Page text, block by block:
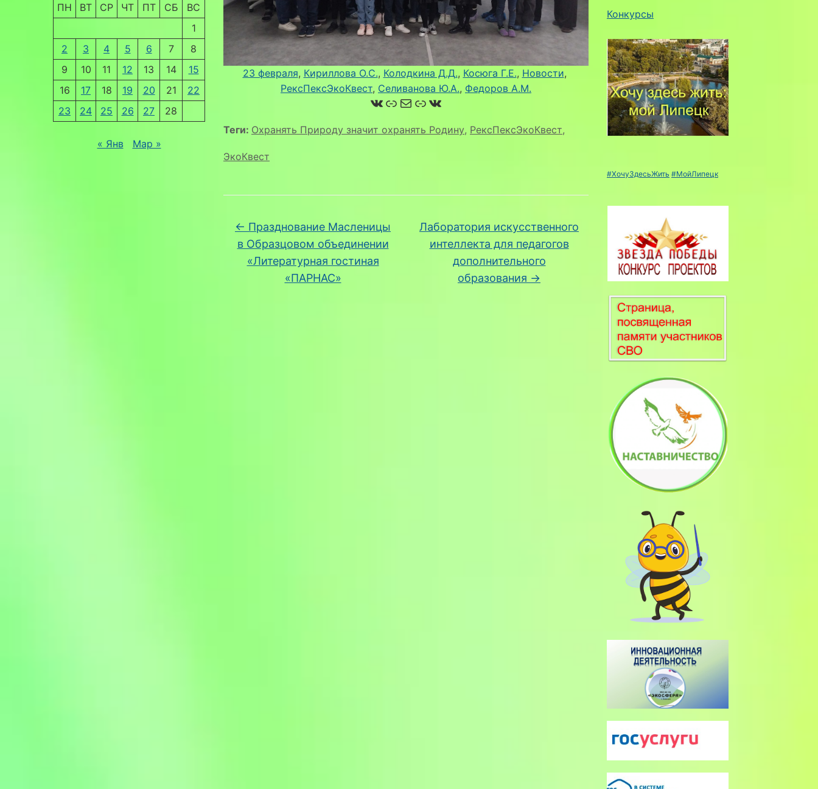
ПН ВТ СР ЧТ ПТ СБ
ВС
1
2
3 4 5 6 7
8
9
10 11 12 13 14
15
16
17 18 19 20 21
22
23
24 25 26 27 28
« Янв Мар »
23 февраля, Кириллова О.С., Колодкина Д.Д., Косюга Г.Е., Новости
РексПексЭкоКвест, Селиванова Ю.А., Федоров А.М.
ВКонтакте
Ссылка
Почта
Ссылка
ВКонтакте
Теги: Охранять Природу значит охранять Родину, РексПексЭкоКвест,
ЭкоКвест
← Празднование Масленицы
в Образцовом объединении
«Литературная гостиная
«ПАРНАС»
Лаборатория искусственного
интеллекта для педагогов
дополнительного
образования →
Конкурсы
#ХочуЗдесьЖить #МойЛипецк